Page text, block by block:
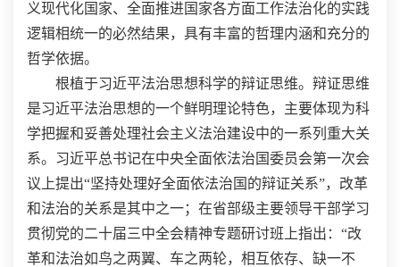
义现代化国家、全面推进国家各方面工作法治化的实践
逻辑相统一的必然结果，具有丰富的哲理内涵和充分的
哲学依据。
根植于习近平法治思想科学的辩证思维。辩证思维
是习近平法治思想的一个鲜明理论特色，主要体现为科
学把握和妥善处理社会主义法治建设中的一系列重大关
系。习近平总书记在中央全面依法治国委员会第一次会
议上提出“坚持处理好全面依法治国的辩证关系”，改革
和法治的关系是其中之一；在省部级主要领导干部学习
贯彻党的二十届三中全会精神专题研讨班上指出：“改
革和法治如鸟之两翼、车之两轮，相互依存、缺一不